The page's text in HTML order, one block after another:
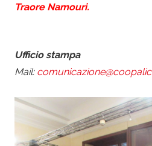
Traore Namouri.
Ufficio stampa
Mail: